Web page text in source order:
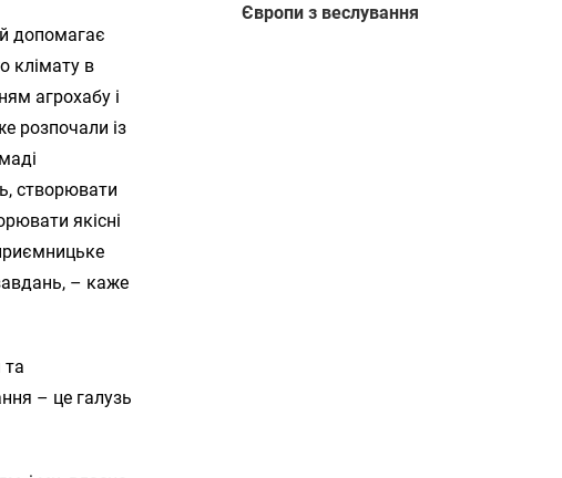
допомагає
клімату в
агрохабу і
розпочали із
створювати
якісні
– каже
та
– це галузь
Європи з веслування